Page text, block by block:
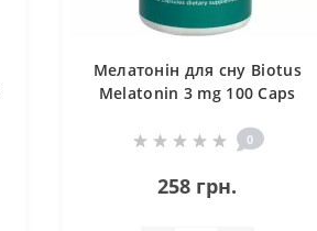
Мелатонін для сну Biotus
Melatonin 3 mg 100 Caps
0
258 грн.